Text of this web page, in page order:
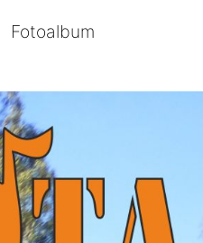
Fotoalbum